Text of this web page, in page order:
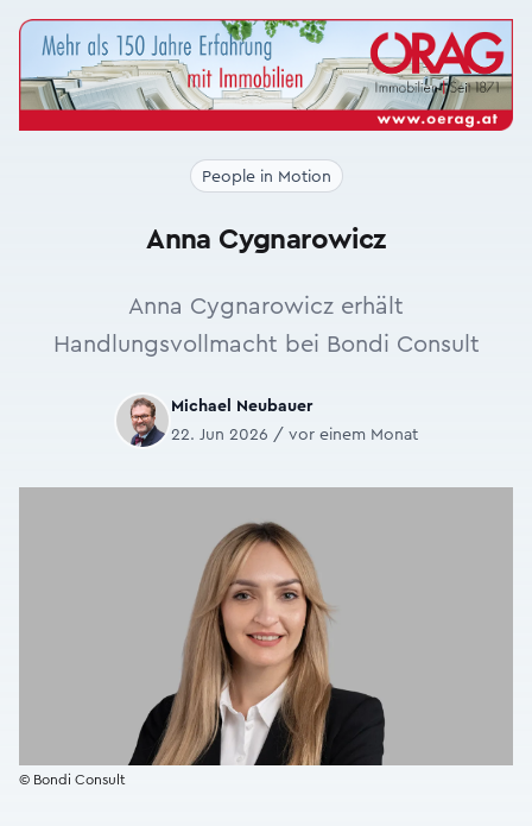
People in Motion
Anna Cygnarowicz
Anna Cygnarowicz erhält
Handlungsvollmacht bei Bondi Consult
Michael Neubauer
22. Jun 2026 / vor einem Monat
© Bondi Consult